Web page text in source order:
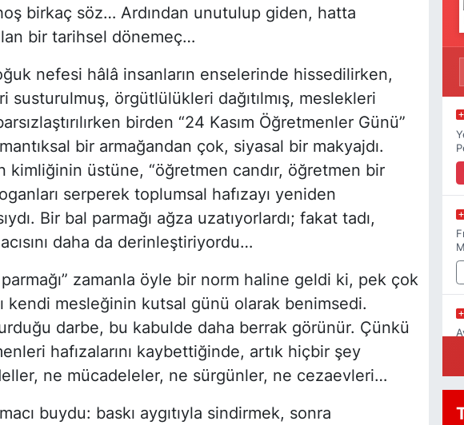
birkaç söz… Ardından unutulup giden, hatta
bir tarihsel dönemeç…
nefesi hâlâ insanların enselerinde hissedilirken,
susturulmuş, örgütlülükleri dağıtılmış, meslekleri
birden “24 Kasım Öğretmenler Günü”
bir armağandan çok, siyasal bir makyajdı.
kimliğinin üstüne, “öğretmen candır, öğretmen bir
serperek toplumsal hafızayı yeniden
Bir bal parmağı ağza uzatıyorlardı; fakat tadı,
daha da derinleştiriyordu…
parmağı” zamanla öyle bir norm haline geldi ki, pek çok
kendi mesleğinin kutsal günü olarak benimsedi.
darbe, bu kabulde daha berrak görünür. Çünkü
hafızalarını kaybettiğinde, artık hiçbir şey
ne mücadeleler, ne sürgünler, ne cezaevleri…
buydu: baskı aygıtıyla sindirmek, sonra